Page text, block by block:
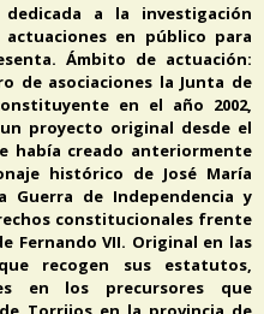
a la investigación
en público para
Ámbito de actuación:
de asociaciones la Junta de
en el año 2002,
proyecto original desde el
había creado anteriormente
histórico de José María
de Independencia y
constitucionales frente
Fernando VII. Original en las
recogen sus estatutos,
en los precursores que